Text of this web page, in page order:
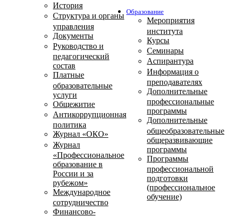
История
Структура и органы
управления
Документы
Руководство и
педагогический
состав
Платные
образовательные
услуги
Общежитие
Антикоррупционная
политика
Журнал «ОКО»
Журнал
«Профессиональное
образование в
России и за
рубежом»
Международное
сотрудничество
Финансово-
Образование
Мероприятия
института
Курсы
Семинары
Аспирантура
Информация о
преподавателях
Дополнительные
профессиональные
программы
Дополнительные
общеобразовательные
общеразвивающие
программы
Программы
профессиональной
подготовки
(профессиональное
обучение)